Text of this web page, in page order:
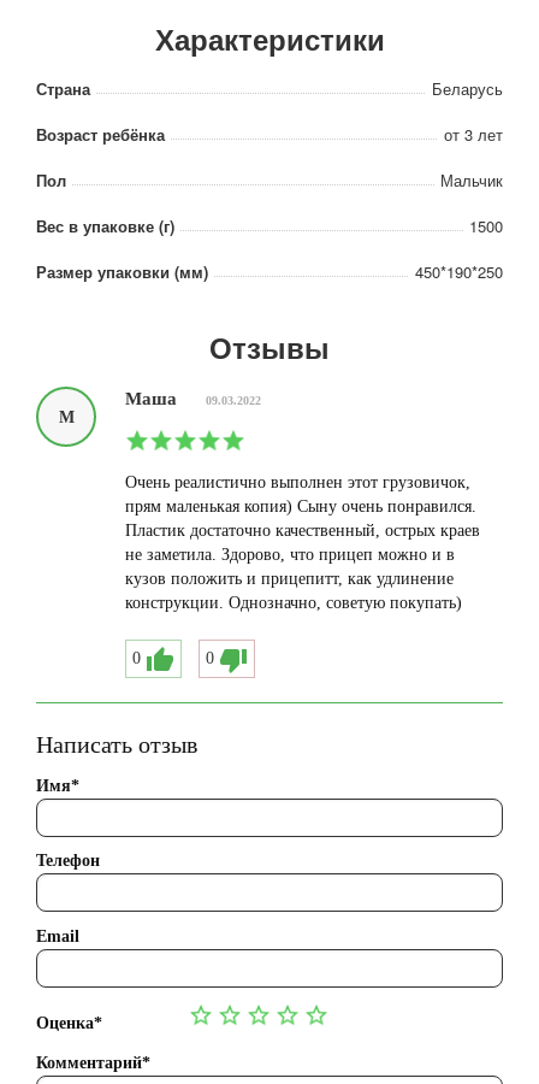
Характеристики
Страна
Беларусь
Возраст ребёнка
от 3 лет
Пол
Мальчик
Вес в упаковке (г)
1500
Размер упаковки (мм)
450*190*250
Отзывы
М
Маша 09.03.2022
Очень реалистично выполнен этот грузовичок,
прям маленькая копия) Сыну очень понравился.
Пластик достаточно качественный, острых краев
не заметила. Здорово, что прицеп можно и в
кузов положить и прицепитт, как удлинение
конструкции. Однозначно, советую покупать)
0 0
Написать отзыв
Имя*
Телефон
Email
Оценка*
Комментарий*